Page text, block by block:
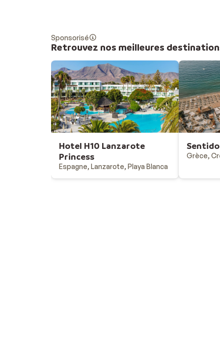
Sponsorisé
Retrouvez nos meilleures
Hotel H10 Lanzarote
Princess
Espagne, Lanzarote, Playa Blanca
Grèce,